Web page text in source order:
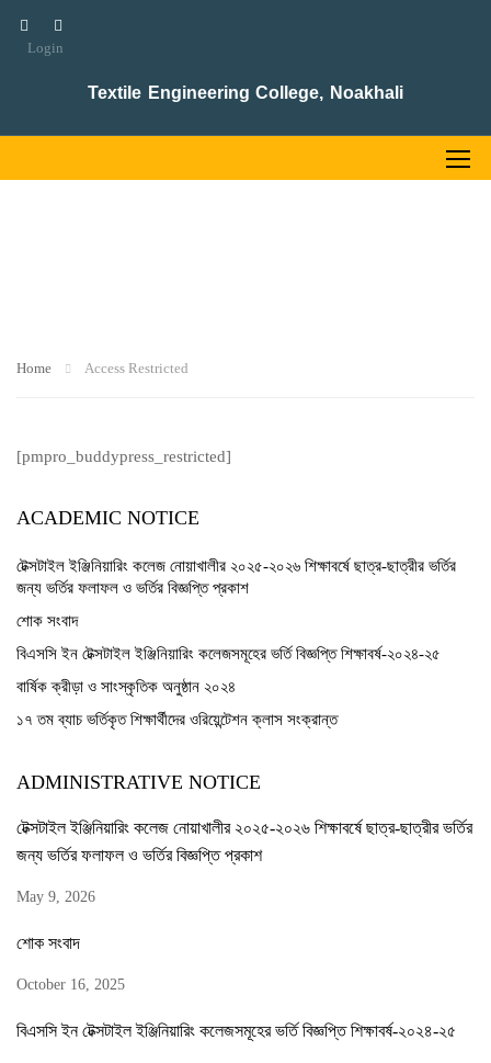
Login
Textile Engineering College, Noakhali
Home Access Restricted
[pmpro_buddypress_restricted]
ACADEMIC NOTICE
টেক্সটাইল ইঞ্জিনিয়ারিং কলেজ নোয়াখালীর ২০২৫-২০২৬ শিক্ষাবর্ষে ছাত্র-ছাত্রীর ভর্তির
জন্য ভর্তির ফলাফল ও ভর্তির বিজ্ঞপ্তি প্রকাশ
শোক সংবাদ
বিএসসি ইন টেক্সটাইল ইঞ্জিনিয়ারিং কলেজসমূহের ভর্তি বিজ্ঞপ্তি শিক্ষাবর্ষ-২০২৪-২৫
বার্ষিক ক্রীড়া ও সাংস্কৃতিক অনুষ্ঠান ২০২৪
১৭ তম ব্যাচ ভর্তিকৃত শিক্ষার্থীদের ওরিয়েন্টেশন ক্লাস সংক্রান্ত
ADMINISTRATIVE NOTICE
টেক্সটাইল ইঞ্জিনিয়ারিং কলেজ নোয়াখালীর ২০২৫-২০২৬ শিক্ষাবর্ষে ছাত্র-ছাত্রীর ভর্তির
জন্য ভর্তির ফলাফল ও ভর্তির বিজ্ঞপ্তি প্রকাশ
May 9, 2026
শোক সংবাদ
October 16, 2025
বিএসসি ইন টেক্সটাইল ইঞ্জিনিয়ারিং কলেজসমূহের ভর্তি বিজ্ঞপ্তি শিক্ষাবর্ষ-২০২৪-২৫